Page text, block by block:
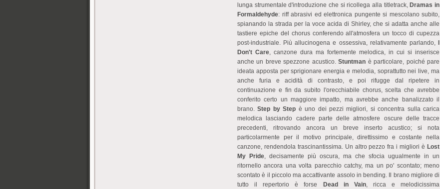
lunga strumentale d'introduzione che si ricollega alla titletrack, Dramas in
Formaldehyde: riff abrasivi ed elettronica pungente si mescolano subito,
spianando la strada per la voce acida di Shirley, che si adatta anche alle
tastiere epiche del chorus conferendo all'atmosfera un tocco di cupezza
post-industriale. Più allucinogena e ossessiva, relativamente parlando,
Don't Care, canzone dura ma fortemente melodica, in cui si inserisce
anche un breve spezzone acustico.Stuntman è particolare, poiché pare
ideata apposta per sprigionare energia e melodia, soprattutto nei live, ma
anche furia e acidità di contrasto, e poi rifugge dal ripetere in
continuazione e fin da subito l'orecchiabile chorus, scelta che avrebbe
conferito certo un maggiore impatto, ma avrebbe anche banalizzato il
brano.Step by Step è uno dei pezzi migliori, si concentra sulla carica
melodica lasciando cadere parte delle atmosfere oscure delle tracce
precedenti, ritrovando ancora un breve inserto acustico; si nota
particolarmente per il motivo principale, direttissimo e costante nella
canzone, rendendola trascinantissima. Un altro pezzo fra i migliori è Lost
My Pride, decisamente più oscura, ma che sfocia ugualmente in un
ritornello ancora una volta parecchio catchy, ma un po' scontato; meno
scontato è il piccolo ma accattivante assolo in bending. Il brano migliore di
tutto il repertorio è forse
Dead in Vain, ricca e melodicissima